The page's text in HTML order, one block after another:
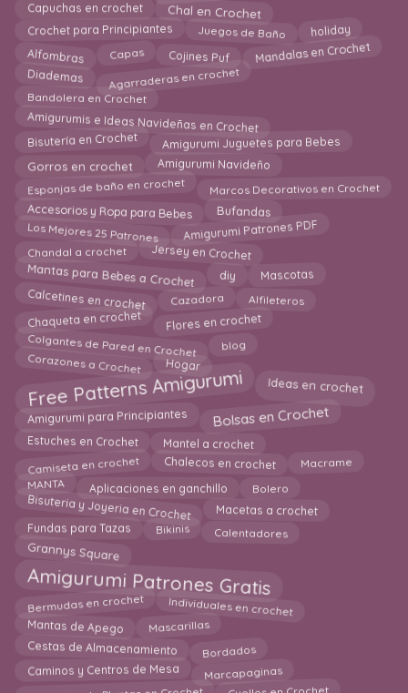
Capuchas en crochet Chal en Crochet
Crochet para Principiantes Juegos de Baño holiday
Alfombras Capas Cojines Puf Mandalas en Crochet
Diademas Agarraderas en crochet
Bandolera en Crochet
Amigurumis e Ideas Navideñas en Crochet
Bisutería en Crochet Amigurumi Juguetes para Bebes
Gorros en crochet Amigurumi Navideño
Esponjas de baño en crochet Marcos Decorativos en Crochet
Accesorios y Ropa para Bebes Bufandas
Los Mejores 25 Patrones Amigurumi Patrones PDF
Chandal a crochet Jersey en Crochet
Mantas para Bebes a Crochet diy Mascotas
Calcetines en crochet Cazadora Alfileteros
Chaqueta en crochet Flores en crochet
Colgantes de Pared en Crochet blog
Corazones a Crochet Hogar
Free Patterns Amigurumi Ideas en crochet
Amigurumi para Principiantes Bolsas en Crochet
Estuches en Crochet Mantel a crochet
Camiseta en crochet Chalecos en crochet Macrame
MANTA Aplicaciones en ganchillo Bolero
Bisuteria y Joyeria en Crochet Macetas a crochet
Fundas para Tazas Bikinis Calentadores
Grannys Square
Amigurumi Patrones Gratis
Bermudas en crochet Individuales en crochet
Mantas de Apego Mascarillas
Cestas de Almacenamiento Bordados
Caminos y Centros de Mesa Marcapaginas